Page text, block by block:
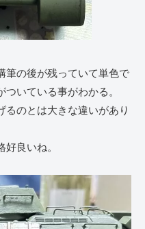
筆の後が残っていて単色で
いている事がわかる。
るのとは大きな違いがあり
良いね。